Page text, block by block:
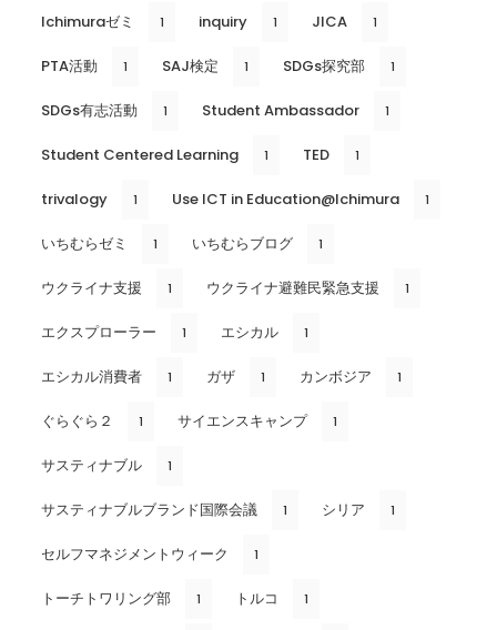
Ichimuraゼミ 1 inquiry 1 JICA 1
PTA活動 1 SAJ検定 1 SDGs探究部 1
SDGs有志活動 1 Student Ambassador 1
Student Centered Learning 1 TED 1
trivalogy 1 Use ICT in Education@Ichimura 1
いちむらゼミ 1 いちむらブログ 1
ウクライナ支援 1 ウクライナ避難民緊急支援 1
エクスプローラー 1 エシカル 1
エシカル消費者 1 ガザ 1 カンボジア 1
ぐらぐら２ 1 サイエンスキャンプ 1
サスティナブル 1
サスティナブルブランド国際会議 1 シリア 1
セルフマネジメントウィーク 1
トーチトワリング部 1 トルコ 1